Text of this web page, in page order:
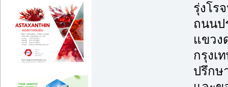
รุ่งโร
ถนนป
แขวง
กรุงเ
ปรึกษ